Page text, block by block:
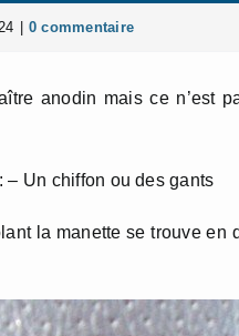
0 commentaire
anodin mais ce n’est
– Un chiffon ou des gants
la manette se trouve